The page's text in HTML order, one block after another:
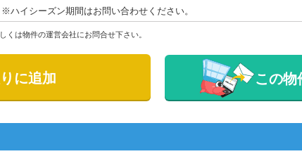
※ハイシーズン期間はお問い合わせください。
くは物件の運営会社にお問合せ下さい。
に追加 この物